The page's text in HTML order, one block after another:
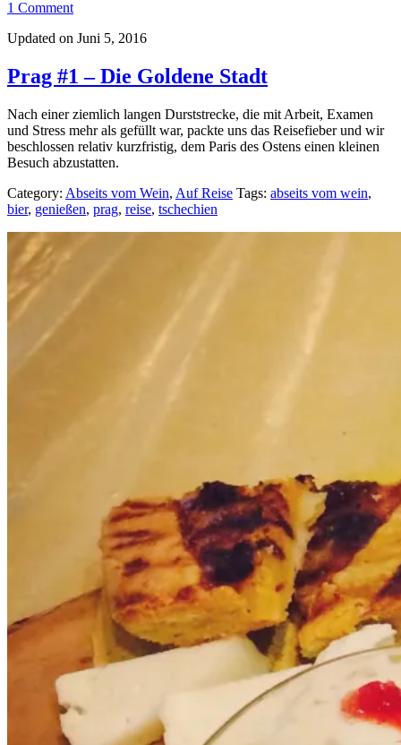
1 Comment
Updated on Juni 5, 2016
Prag #1 – Die Goldene Stadt
Nach einer ziemlich langen Durststrecke, die mit Arbeit, Examen
und Stress mehr als gefüllt war, packte uns das Reisefieber und wir
beschlossen relativ kurzfristig, dem Paris des Ostens einen kleinen
Besuch abzustatten.
Category: Abseits vom Wein, Auf Reise Tags: abseits vom wein,
bier, genießen, prag, reise, tschechien